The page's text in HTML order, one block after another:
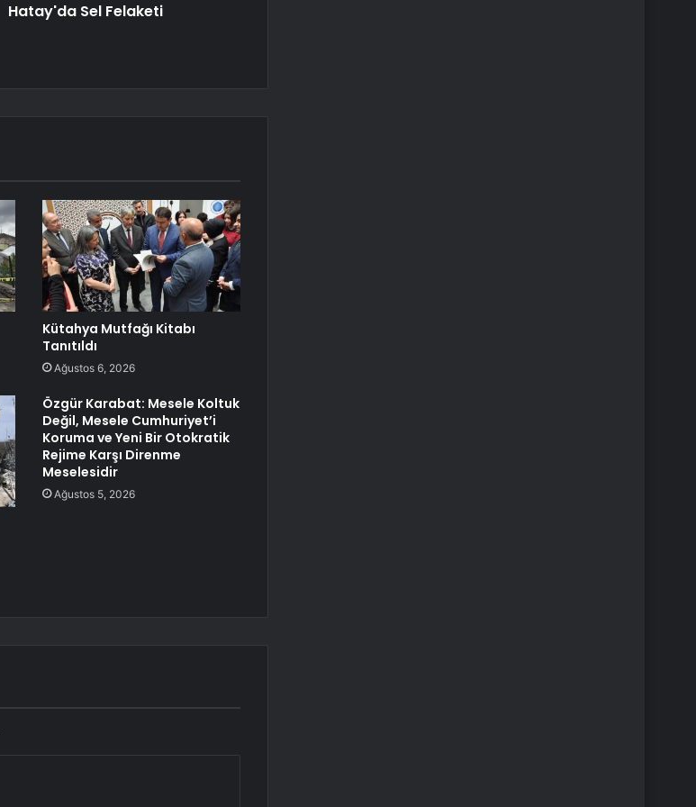
Hatay'da Sel Felaketi
Kütahya Mutfağı Kitabı
Tanıtıldı
Ağustos 6, 2026
Özgür Karabat: Mesele Koltuk
Değil, Mesele Cumhuriyet’i
Koruma ve Yeni Bir Otokratik
Rejime Karşı Direnme
Meselesidir
Ağustos 5, 2026